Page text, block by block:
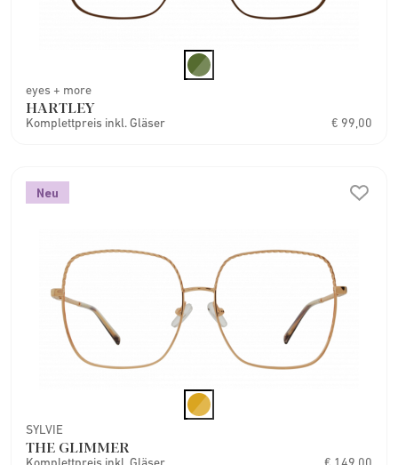
eyes + more
HARTLEY
Komplettpreis inkl. Gläser € 99,00
Neu
SYLVIE
THE GLIMMER
Komplettpreis inkl. Gläser € 149,00